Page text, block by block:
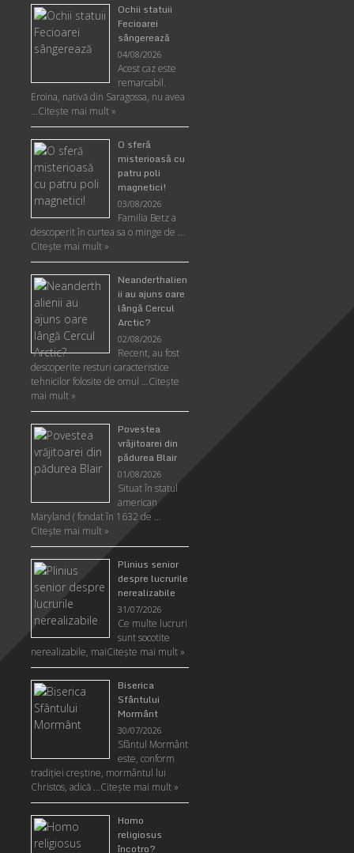
Ochii statuii
Fecioarei
sângerează
04/08/2026
Acest caz este
remarcabil.
Eroina, nativă din Saragossa, nu avea
…Citeşte mai mult »
O sferă
misterioasă cu
patru poli
magnetici!
03/08/2026
Familia Betz a
descoperit în curtea sa o minge de …
Citeşte mai mult »
Neanderthalien
ii au ajuns oare
lângă Cercul
Arctic?
02/08/2026
Recent, au fost
descoperite resturi caracteristice
tehnicilor folosite de omul …Citeşte
mai mult »
Povestea
vrăjitoarei din
pădurea Blair
01/08/2026
Situat în statul
american
Maryland ( fondat în 1632 de …
Citeşte mai mult »
Plinius senior
despre lucrurile
nerealizabile
31/07/2026
Ce multe lucruri
sunt socotite
nerealizabile, maiCiteşte mai mult »
Biserica
Sfântului
Mormânt
30/07/2026
Sfântul Mormânt
este, conform
tradiţiei creştine, mormântul lui
Christos, adică …Citeşte mai mult »
Homo
religiosus
încotro?